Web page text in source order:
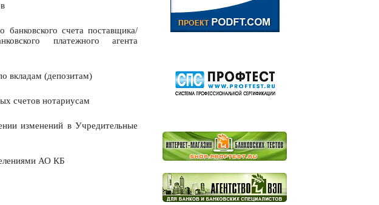
банковского счета поставщика/
платежного агента
вкладам (депозитам)
счетов нотариусам
изменений в Учредительные
АО КБ